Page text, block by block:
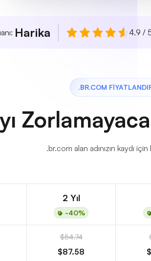
Harika 4.9 /
.BR.COM
.br.com alan adınızın kaydı
2 Yıl
-40%
$54.74
$87.58